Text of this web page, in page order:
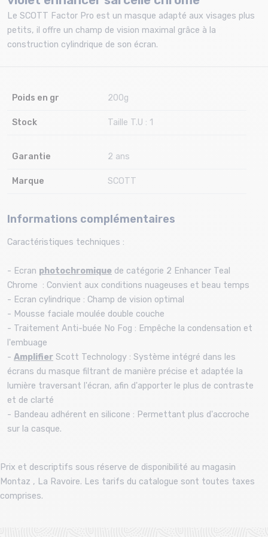
Le SCOTT Factor Pro est un masque adapté aux visages plus
petits, il offre un champ de vision maximal grâce à la
construction cylindrique de son écran.
Poids en gr 200g
Stock Taille T.U : 1
Garantie 2 ans
Marque SCOTT
Informations complémentaires
Caractéristiques techniques :
- Ecran photochromique de catégorie 2 Enhancer Teal
Chrome : Convient aux conditions nuageuses et beau temps
- Ecran cylindrique : Champ de vision optimal
- Mousse faciale moulée double couche
- Traitement Anti-buée No Fog : Empêche la condensation et
l'embuage
- Amplifier Scott Technology : Système intégré dans les
écrans du masque filtrant de manière précise et adaptée la
lumière traversant l'écran, afin d'apporter le plus de contraste
et de clarté
- Bandeau adhérent en silicone : Permettant plus d'accroche
sur la casque.
Prix et descriptifs sous réserve de disponibilité au magasin
Montaz , La Ravoire. Les tarifs du catalogue sont toutes taxes
comprises.